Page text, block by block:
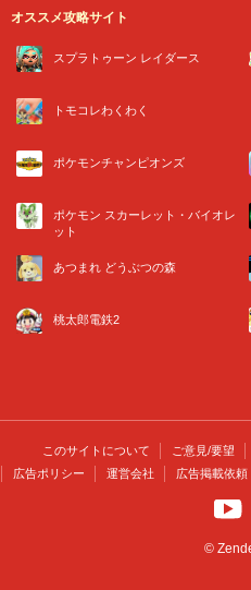
オススメ攻略サイト
スプラトゥーン レイダース
トモコレわくわく
ポケモンチャンピオンズ
ポケモン スカーレット・バイオレ
ット
あつまれ どうぶつの森
桃太郎電鉄2
このサイトについて ご意見/要望
広告ポリシー
運営会社 広告掲載依頼
©